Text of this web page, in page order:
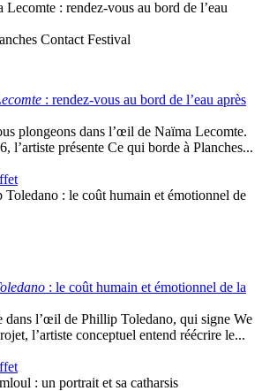
Contact Festival
: rendez-vous au bord de l’eau après
plongeons dans l’œil de Naïma Lecomte.
l’artiste présente Ce qui borde à Planches...
: le coût humain et émotionnel de la
dans l’œil de Phillip Toledano, qui signe We
l’artiste conceptuel entend réécrire le...